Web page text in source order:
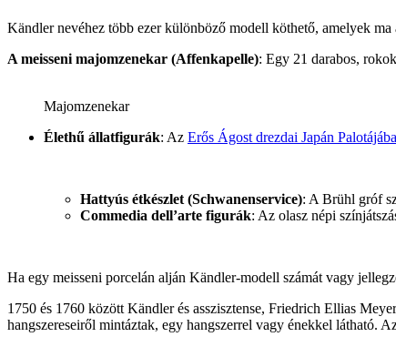
Kändler nevéhez több ezer különböző modell köthető, amelyek
A meisseni majomzenekar (Affenkapelle): Egy 21 darabos,
Majomzenekar
Élethű állatfigurák: Az Erős Ágost drezdai Japán Palotájába
Hattyús étkészlet (Schwanenservice): A Brühl gróf
Commedia dell’arte figurák: Az olasz népi
Ha egy meisseni porcelán alján Kändler-modell számát vagy
1750 és 1760 között Kändler és asszisztense, Friedrich Ellias
hangszereseiről mintáztak, egy hangszerrel vagy énekkel látható.